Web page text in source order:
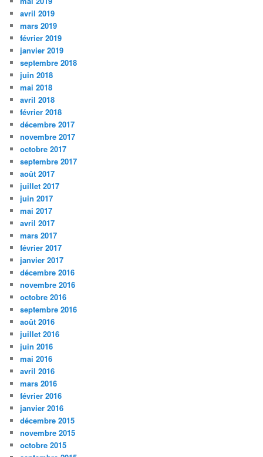
avril 2019
mars 2019
février 2019
janvier 2019
septembre 2018
juin 2018
mai 2018
avril 2018
février 2018
décembre 2017
novembre 2017
octobre 2017
septembre 2017
août 2017
juillet 2017
juin 2017
mai 2017
avril 2017
mars 2017
février 2017
janvier 2017
décembre 2016
novembre 2016
octobre 2016
septembre 2016
août 2016
juillet 2016
juin 2016
mai 2016
avril 2016
mars 2016
février 2016
janvier 2016
décembre 2015
novembre 2015
octobre 2015